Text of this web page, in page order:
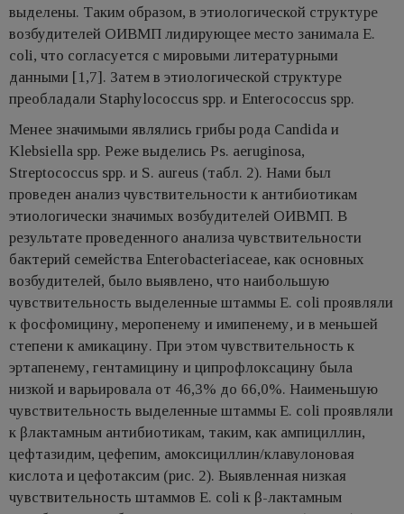
выделены. Таким образом, в этиологической структуре
возбудителей ОИВМП лидирующее место занимала E.
сoli, что согласуется с мировыми литературными
данными [1,7]. Затем в этиологической структуре
преобладали Staphylococcus spp. и Enterococcus spp.
Менее значимыми являлись грибы рода Candida и
Klebsiella spp. Реже выделись Ps. aeruginosa,
Streptococcus spp. и S. aureus (табл. 2). Нами был
проведен анализ чувствительности к антибиотикам
этиологически значимых возбудителей ОИВМП. В
результате проведенного анализа чувствительности
бактерий семейства Еnterobacteriaceae, как основных
возбудителей, было выявлено, что наибольшую
чувствительность выделенные штаммы E. coli проявляли
к фосфомицину, меропенему и имипенему, и в меньшей
степени к амикацину. При этом чувствительность к
эртапенему, гентамицину и ципрофлоксацину была
низкой и варьировала от 46,3% до 66,0%. Наименьшую
чувствительность выделенные штаммы E. coli проявляли
к βлактамным антибиотикам, таким, как ампициллин,
цефтазидим, цефепим, амоксициллин/клавулоновая
кислота и цефотаксим (рис. 2). Выявленная низкая
чувствительность штаммов E. coli к β-лактамным